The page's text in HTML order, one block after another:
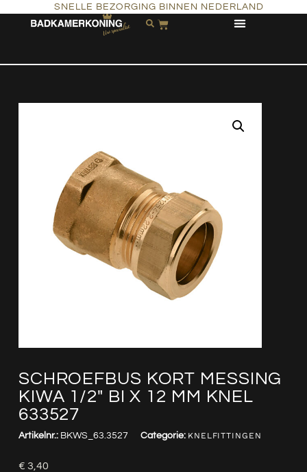
SNELLE BEZORGING BINNEN NEDERLAND
SCHROEFBUS KORT MESSING
KIWA 1/2″ BI X 12 MM KNEL
633527
Artikelnr.: BKWS_63.3527 Categorie: KNELFITTINGEN
€ 3,40